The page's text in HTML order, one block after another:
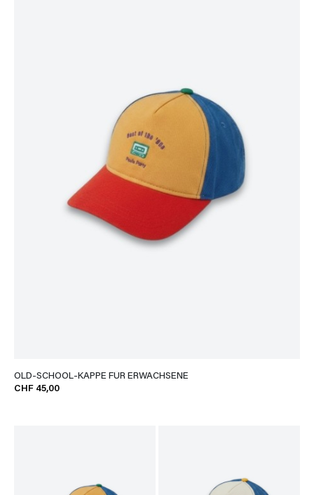
OLD-SCHOOL-KAPPE FÜR ERWACHSENE
CHF 45,00